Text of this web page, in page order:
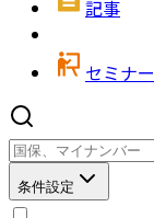
記事
セミナー
条件設定